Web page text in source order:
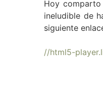
Hoy
ineludible de
siguiente
//html5-